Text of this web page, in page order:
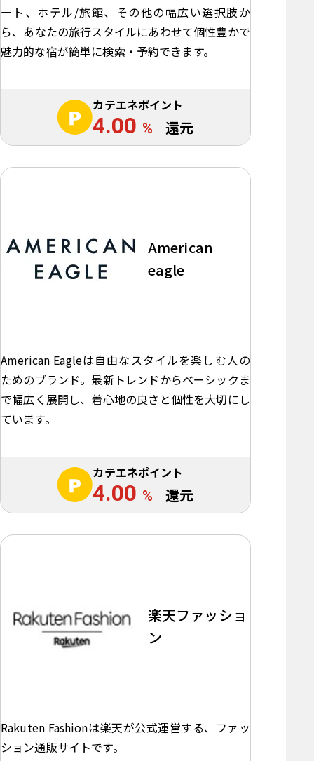
ート、ホテル/旅館、その他の幅広い選択肢か
ら、あなたの旅行スタイルにあわせて個性豊かで
魅力的な宿が簡単に検索・予約できます。
カテエネポイント
4.00 % 還元
American
eagle
American Eagleは自由なスタイルを楽しむ人の
ためのブランド。最新トレンドからベーシックま
で幅広く展開し、着心地の良さと個性を大切にし
ています。
カテエネポイント
4.00 % 還元
楽天ファッショ
ン
Rakuten Fashionは楽天が公式運営する、ファッ
ション通販サイトです。